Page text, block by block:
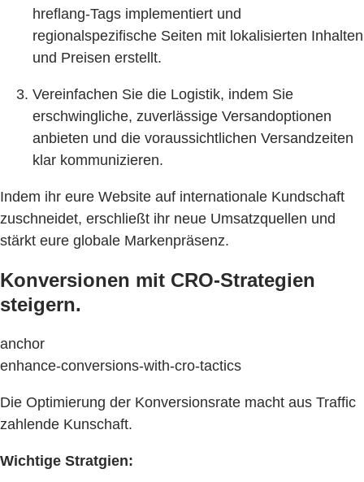
hreflang-Tags implementiert und
regionalspezifische Seiten mit lokalisierten Inhalten
und Preisen erstellt.
Vereinfachen Sie die Logistik, indem Sie
erschwingliche, zuverlässige Versandoptionen
anbieten und die voraussichtlichen Versandzeiten
klar kommunizieren.
Indem ihr eure Website auf internationale Kundschaft
zuschneidet, erschließt ihr neue Umsatzquellen und
stärkt eure globale Markenpräsenz.
Konversionen mit CRO-Strategien
steigern.
anchor
enhance-conversions-with-cro-tactics
Die Optimierung der Konversionsrate macht aus Traffic
zahlende Kunschaft.
Wichtige Stratgien: